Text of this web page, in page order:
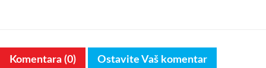
Komentara (0) Ostavite Vaš komentar